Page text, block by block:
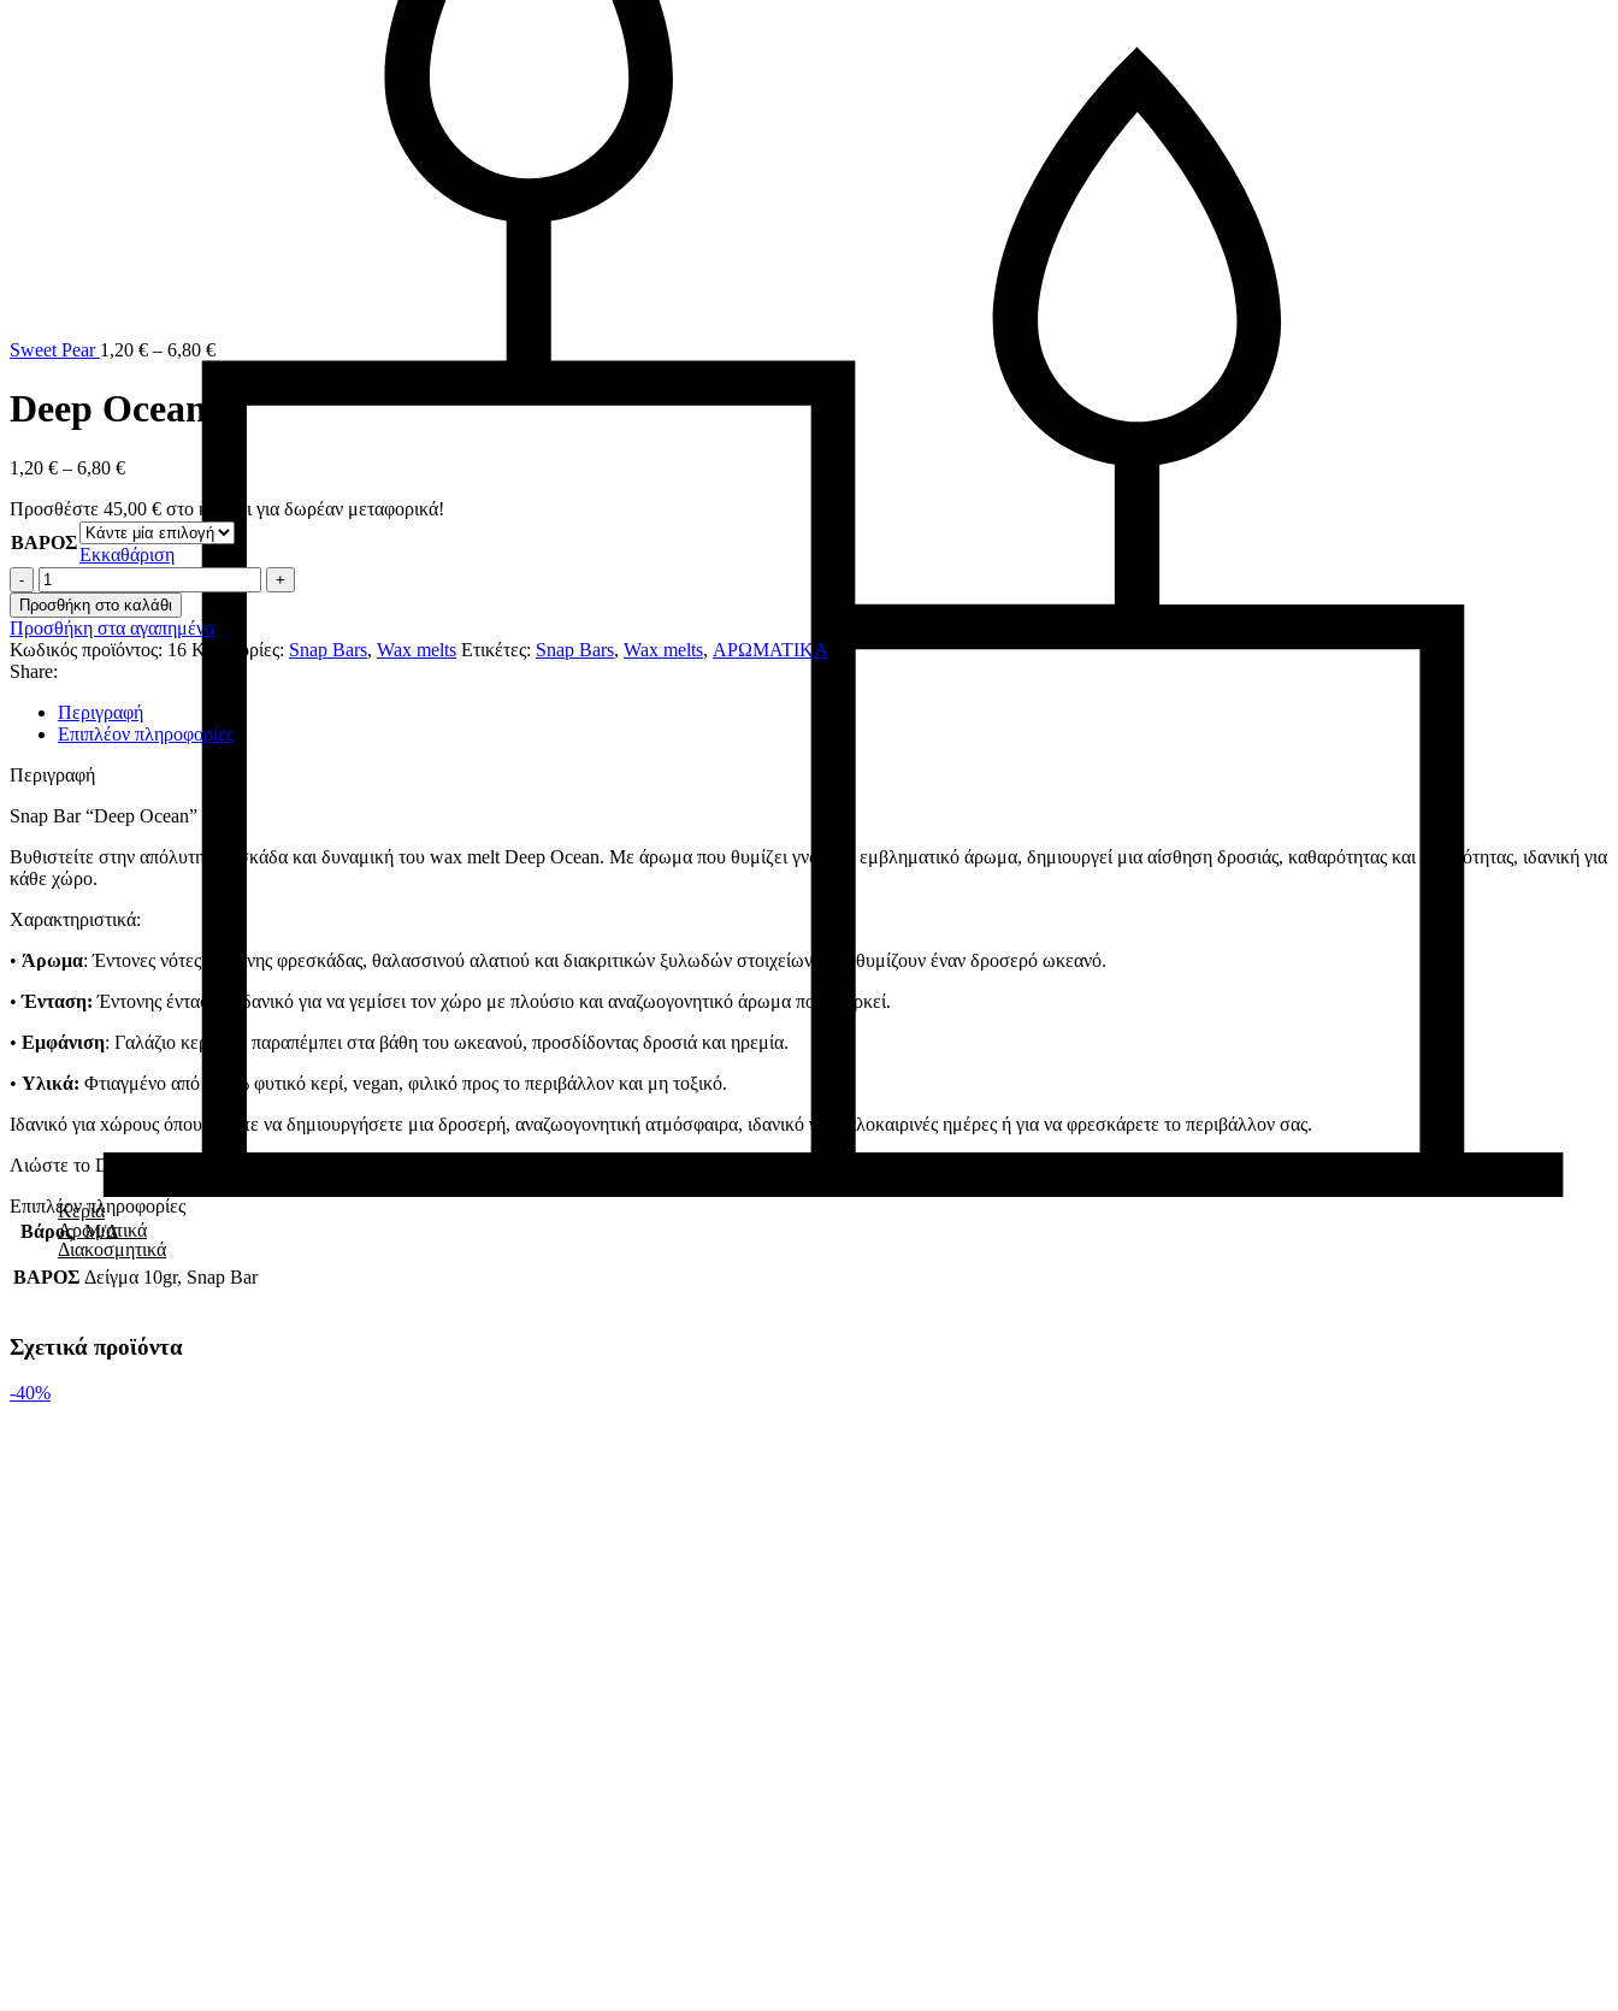
Κεριά
Αρωματικά
Διακοσμητικά
Sweet Pear 1,20 € – 6,80 €
Deep Ocean
1,20 € – 6,80 €
Προσθέστε 45,00 € στο καλάθι για δωρέαν μεταφορικά!
ΒΑΡΟΣ
Εκκαθάριση
Deep
Ocean
ποσότητα
Προσθήκη στο καλάθι
Προσθήκη στα αγαπημένα
Κωδικός προϊόντος: 16 Κατηγορίες: Snap Bars, Wax melts Ετικέτες: Snap Bars, Wax melts, ΑΡΩΜΑΤΙΚΑ
Share:
Περιγραφή
Επιπλέον πληροφορίες
Περιγραφή
Snap Bar “Deep Ocean”
Βυθιστείτε στην απόλυτη φρεσκάδα και δυναμική του wax melt Deep Ocean. Με άρωμα που θυμίζει γνωστό, εμβληματικό άρωμα, δημιουργεί μια αίσθηση δροσιάς, καθαρότητας και κομψότητας, ιδανική για
κάθε χώρο.
Χαρακτηριστικά:
• Άρωμα: Έντονες νότες υδάτινης φρεσκάδας, θαλασσινού αλατιού και διακριτικών ξυλωδών στοιχείων, που θυμίζουν έναν δροσερό ωκεανό.
•Ένταση: Έντονης έντασης, ιδανικό για να γεμίσει τον χώρο με πλούσιο και αναζωογονητικό άρωμα που διαρκεί.
• Εμφάνιση: Γαλάζιο κερί που παραπέμπει στα βάθη του ωκεανού, προσδίδοντας δροσιά και ηρεμία.
• Υλικά: Φτιαγμένο από 100% φυτικό κερί, vegan, φιλικό προς το περιβάλλον και μη τοξικό.
Ιδανικό για xώρους όπου θέλετε να δημιουργήσετε μια δροσερή, αναζωογονητική ατμόσφαιρα, ιδανικό για καλοκαιρινές ημέρες ή για να φρεσκάρετε το περιβάλλον σας.
Λιώστε το Deep Ocean και αφήστε το έντονο, δροσερό του άρωμα να σας ταξιδέψει σε έναν κόσμο φρεσκάδας και κομψότητας!
Επιπλέον πληροφορίες
Βάρος Μ/Δ
ΒΑΡΟΣ Δείγμα 10gr, Snap Bar
Σχετικά προϊόντα
-40%